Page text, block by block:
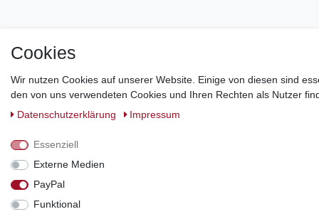
Cookies
Wir nutzen Cookies auf unserer Website. Einige von diesen sind
den von uns verwendeten Cookies und Ihren Rechten als Nutzer
Daten­schutz­erklärung
Impressum
Essenziell
Externe Medien
PayPal
Funktional